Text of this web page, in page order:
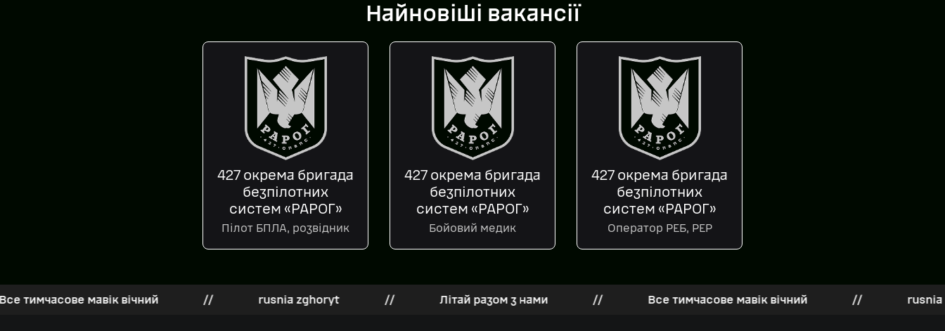
Найновіші вакансії
427 окрема бригада
безпілотних
систем «РАРОГ»
Пілот БПЛА, розвідник
427 окрема бригада
безпілотних
систем «РАРОГ»
Бойовий медик
427 окрема бригада
безпілотних
систем «РАРОГ»
Оператор РЕБ, РЕР
мавік вічний // rusnia zghoryt // Літай разом з нами // Все тимчасове мавік вічний // rusnia zghoryt